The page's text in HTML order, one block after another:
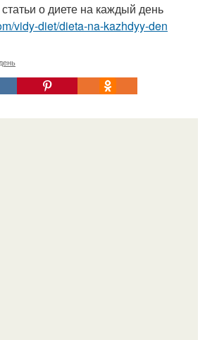
о диете на каждый день
vidy-diet/dieta-na-kazhdyy-den